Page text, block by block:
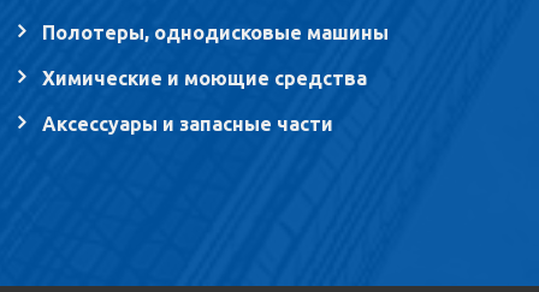
Полотеры, однодисковые машины
Химические и моющие средства
Аксессуары и запасные части